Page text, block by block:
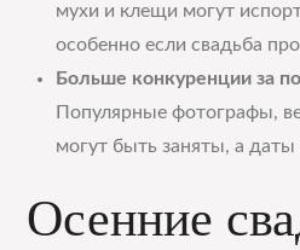
мухи и клещи могут
особенно если свадьба
Больше конкуренции за
Популярные фотографы,
могут быть заняты, а
Осенние